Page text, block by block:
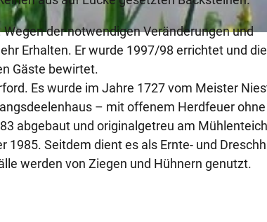
e
.
p
g
der notwendigen Veränderungen und
Erhalten. Er wurde 1997/98 errichtet und
Gäste bewirtet.
Es wurde im Jahre 1727 vom Meister
– mit offenem Herdfeuer ohne
abgebaut und originalgetreu am Mühlenteich
Seitdem dient es als Ernte- und
werden von Ziegen und Hühnern genutzt.